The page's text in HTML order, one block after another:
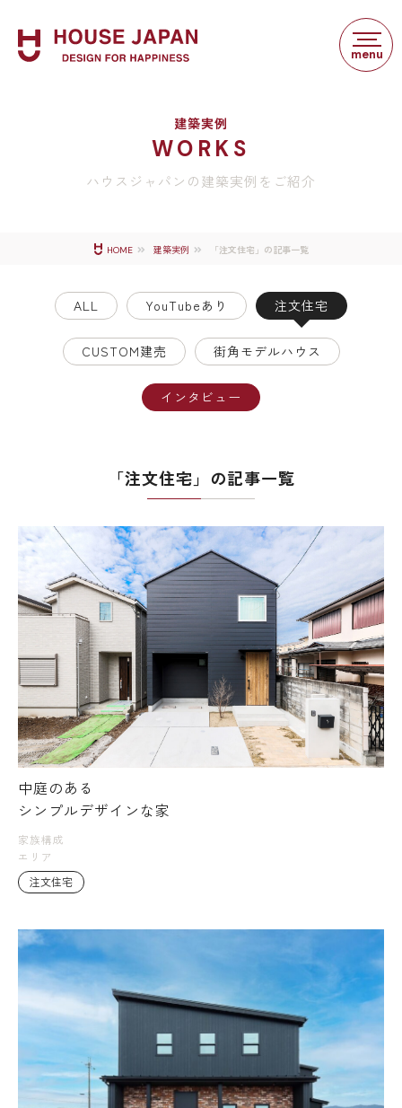
建築実例
WORKS
ハウスジャパンの建築実例をご紹介
HOME 建築実例 「注文住宅」の記事一覧
ALL YouTubeあり 注文住宅
CUSTOM建売 街角モデルハウス
インタビュー
「注文住宅」の記事一覧
中庭のある
シンプルデザインな家
家族構成
エリア
注文住宅